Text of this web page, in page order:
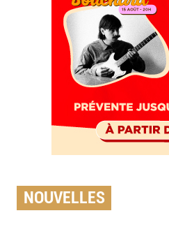
NOUVELLES